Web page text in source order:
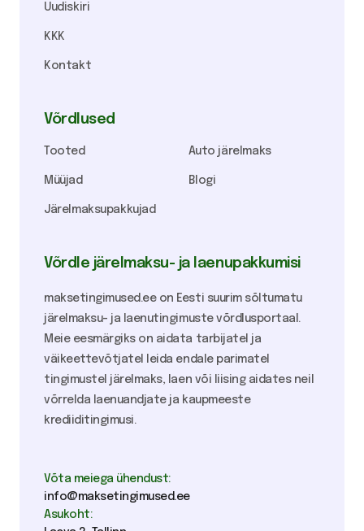
Uudiskiri
KKK
Kontakt
Võrdlused
Tooted
Müüjad
Järelmaksupakkujad
Auto järelmaks
Blogi
Võrdle järelmaksu- ja laenupakkumisi
maksetingimused.ee on Eesti suurim sõltumatu
järelmaksu- ja laenutingimuste võrdlusportaal.
Meie eesmärgiks on aidata tarbijatel ja
väikeettevõtjatel leida endale parimatel
tingimustel järelmaks, laen või liising aidates neil
võrrelda laenuandjate ja kaupmeeste
krediiditingimusi.
Võta meiega ühendust:
info@maksetingimused.ee
Asukoht: